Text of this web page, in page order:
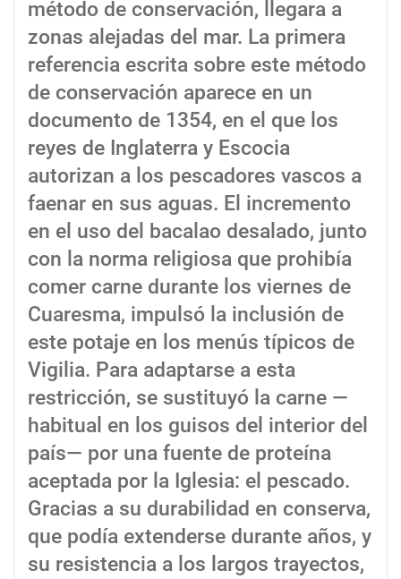
método de conservación, llegara a
zonas alejadas del mar. La primera
referencia escrita sobre este método
de conservación aparece en un
documento de 1354, en el que los
reyes de Inglaterra y Escocia
autorizan a los pescadores vascos a
faenar en sus aguas. El incremento
en el uso del bacalao desalado, junto
con la norma religiosa que prohibía
comer carne durante los viernes de
Cuaresma, impulsó la inclusión de
este potaje en los menús típicos de
Vigilia. Para adaptarse a esta
restricción, se sustituyó la carne —
habitual en los guisos del interior del
país— por una fuente de proteína
aceptada por la Iglesia: el pescado.
Gracias a su durabilidad en conserva,
que podía extenderse durante años, y
su resistencia a los largos trayectos,